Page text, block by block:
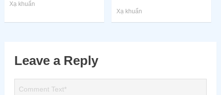
Xạ khuẩn
Xạ khuẩn
Leave a Reply